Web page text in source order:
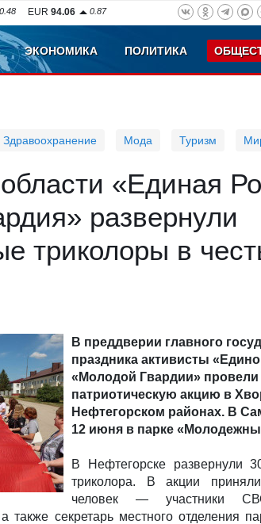
0.48 EUR 94.06 0.87
ЭКОНОМИКА ПОЛИТИКА
Здравоохранение Мода Туризм
«Единая
развернули
триколоры в
В преддверии главного
праздника активисты
«Молодой Гвардии»
патриотическую акцию в
Нефтегорском районах. В
12 июня в парке
В Нефтегорске развернули
триколора. В акции
человек — участники
также секретарь местного отделения